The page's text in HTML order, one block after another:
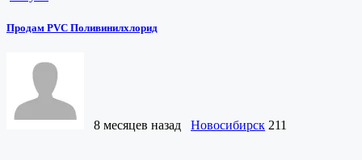
Продам PVC Поливинилхлорид
8 месяцев назад Новосибирск 211